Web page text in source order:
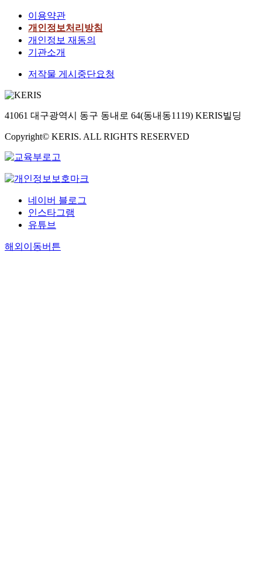
이용약관
개인정보처리방침
개인정보 재동의
기관소개
저작물 게시중단요청
41061 대구광역시 동구 동내로 64(동내동1119) KERIS빌딩
Copyright© KERIS. ALL RIGHTS RESERVED
네이버 블로그
인스타그램
유튜브
해외이동버튼